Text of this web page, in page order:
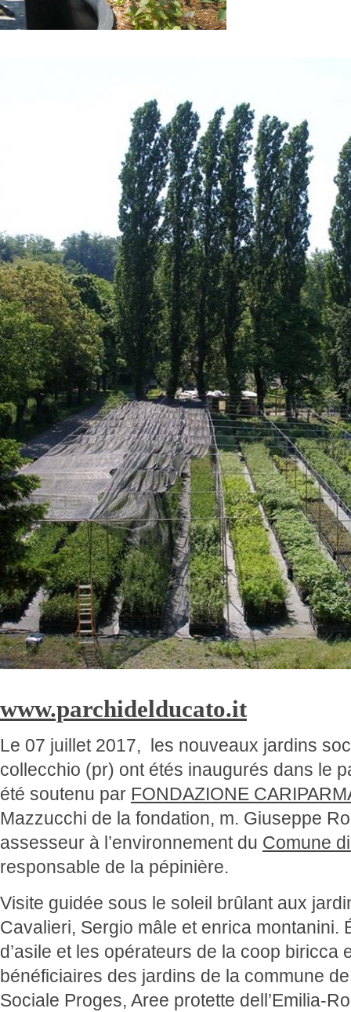
www.parchidelducato.it
Le 07 juillet 2017, les nouveaux jardins
collecchio (pr) ont étés inaugurés dans le
été soutenu par FONDAZIONE
Mazzucchi de la fondation, m. Giuseppe
assesseur à l’environnement du Comune
responsable de la pépinière.
Visite guidée sous le soleil brûlant aux
Cavalieri, Sergio mâle et enrica montanini.
d’asile et les opérateurs de la coop biricca
bénéficiaires des jardins de la commune
Sociale Proges, Aree protette dell’Emilia-